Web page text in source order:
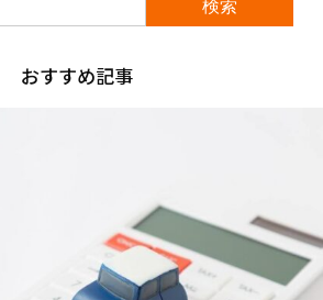
おすすめ記事